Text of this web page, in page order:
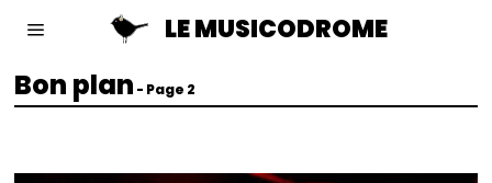
LE MUSICODROME
Bon plan - Page 2